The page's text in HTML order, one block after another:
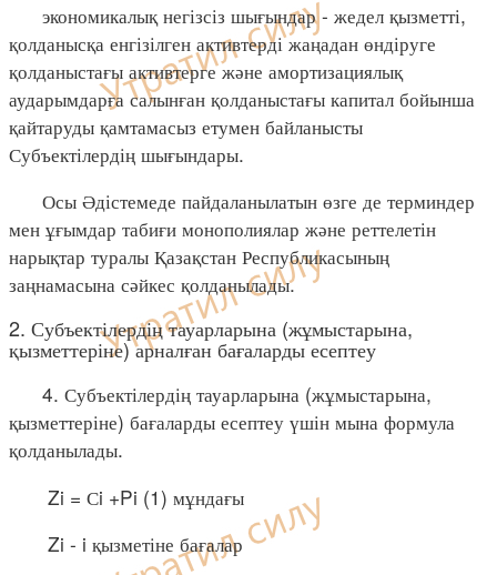
экономикалық негізсіз шығындар - жедел қызметті,
қолданысқа енгізілген активтерді жаңадан өндіруге
қолданыстағы активтерге және амортизациялық
аударымдарға салынған қолданыстағы капитал бойынша
қайтаруды қамтамасыз етумен байланысты
Субъектілердің шығындары.
Осы Әдістемеде пайдаланылатын өзге де терминдер
мен ұғымдар табиғи монополиялар және реттелетін
нарықтар туралы Қазақстан Республикасының
заңнамасына сәйкес қолданылады.
2. Субъектілердің тауарларына (жұмыстарына,
қызметтеріне) арналған бағаларды есептеу
4. Субъектілердің тауарларына (жұмыстарына,
қызметтеріне) бағаларды есептеу үшін мына формула
қолданылады.
Zi = Сi +Pi (1) мұндағы
Zi - i қызметіне бағалар